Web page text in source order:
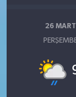
26 MART